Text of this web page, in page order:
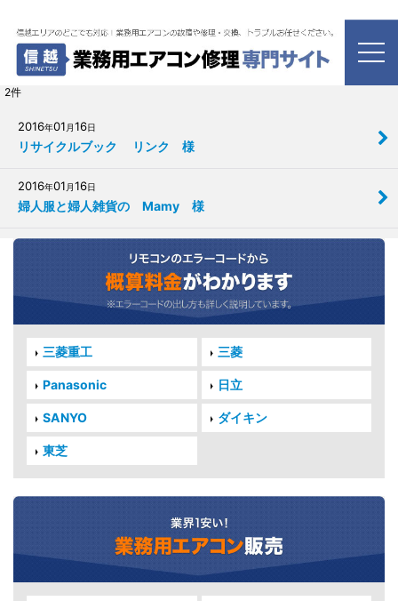
お客様の声
2件
2016年01 月16日
リサイクルブック リンク 様
2016年01 月16日
婦人服と婦人雑貨の Mamy 様
三菱重工 三菱
Panasonic 日立
SANYO ダイキン
東芝